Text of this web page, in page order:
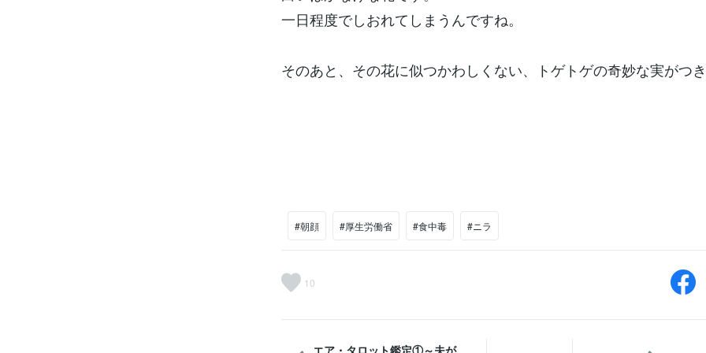
一日程度でしおれてしまうんですね。
そのあと、その花に似つかわしくない、トゲトゲの奇妙な実がつ
#朝顔 #厚生労働省 #食中毒 #ニラ
10
エア・タロット鑑定①～夫が